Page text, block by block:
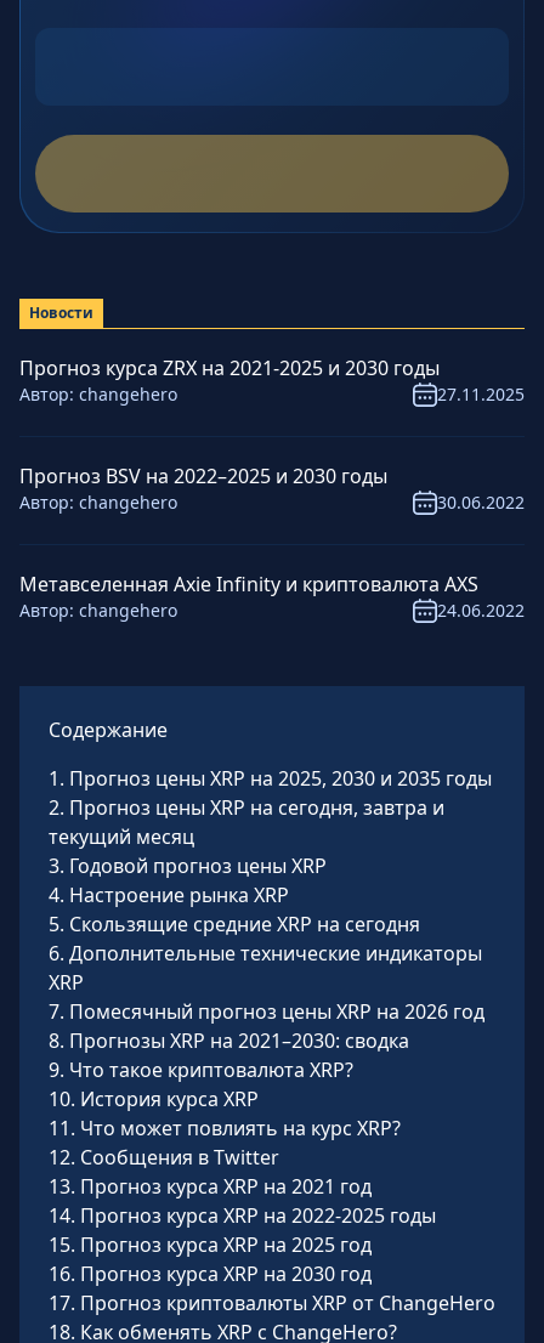
Содержание
1. Прогноз цены XRP на 2025, 2030 и 2035 годы
2. Прогноз цены XRP на сегодня, завтра и
текущий месяц
3. Годовой прогноз цены XRP
4. Настроение рынка XRP
5. Скользящие средние XRP на сегодня
6. Дополнительные технические индикаторы
XRP
7. Помесячный прогноз цены XRP на 2026 год
8. Прогнозы XRP на 2021–2030: сводка
9. Что такое криптовалюта XRP?
10. История курса XRP
11. Что может повлиять на курс XRP?
12. Сообщения в Twitter
13. Прогноз курса XRP на 2021 год
14. Прогноз курса XRP на 2022-2025 годы
15. Прогноз курса XRP на 2025 год
16. Прогноз курса XRP на 2030 год
17. Прогноз криптовалюты XRP от ChangeHero
18. Как обменять XRP с ChangeHero?
Новости
Прогноз курса ZRX на 2021-2025 и 2030 годы
Автор: changehero 27.11.2025
Прогноз BSV на 2022–2025 и 2030 годы
Автор: changehero 30.06.2022
Метавселенная Axie Infinity и криптовалюта AXS
Автор: changehero 24.06.2022